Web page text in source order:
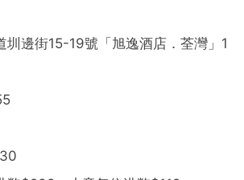
圳邊街15-19號「旭逸酒店．荃灣」1